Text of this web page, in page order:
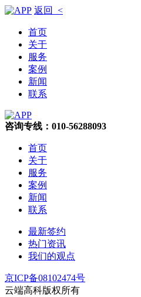
返回 <
首页
关于
服务
案例
新闻
联系
咨询专线：010-56288093
首页
关于
服务
案例
新闻
联系
最新签约
热门资讯
我们的观点
京ICP备08102474号
云端高科版权所有